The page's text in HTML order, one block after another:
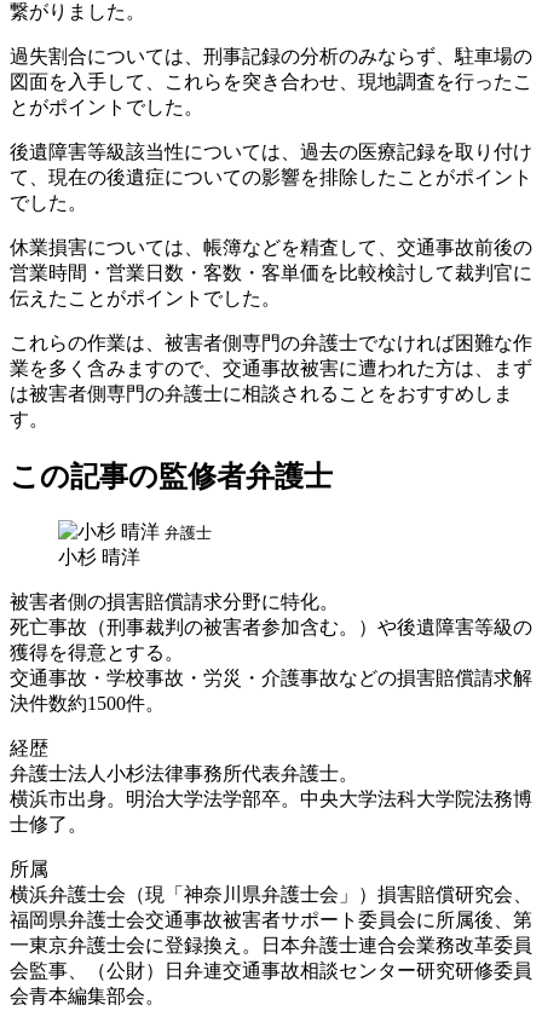
繋がりました。
過失割合については、刑事記録の分析のみならず、駐車場の
図面を入手して、これらを突き合わせ、現地調査を行ったこ
とがポイントでした。
後遺障害等級該当性については、過去の医療記録を取り付け
て、現在の後遺症についての影響を排除したことがポイント
でした。
休業損害については、帳簿などを精査して、交通事故前後の
営業時間・営業日数・客数・客単価を比較検討して裁判官に
伝えたことがポイントでした。
これらの作業は、被害者側専門の弁護士でなければ困難な作
業を多く含みますので、交通事故被害に遭われた方は、まず
は被害者側専門の弁護士に相談されることをおすすめしま
す。
この記事の監修者弁護士
弁護士
小杉 晴洋
被害者側の損害賠償請求分野に特化。
死亡事故（刑事裁判の被害者参加含む。）や後遺障害等級の
獲得を得意とする。
交通事故・学校事故・労災・介護事故などの損害賠償請求解
決件数約1500件。
経歴
弁護士法人小杉法律事務所代表弁護士。
横浜市出身。明治大学法学部卒。中央大学法科大学院法務博
士修了。
所属
横浜弁護士会（現「神奈川県弁護士会」）損害賠償研究会、
福岡県弁護士会交通事故被害者サポート委員会に所属後、第
一東京弁護士会に登録換え。日本弁護士連合会業務改革委員
会監事、（公財）日弁連交通事故相談センター研究研修委員
会青本編集部会。